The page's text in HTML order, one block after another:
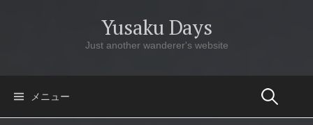
Yusaku Days
Just another wanderer's website
メニュー